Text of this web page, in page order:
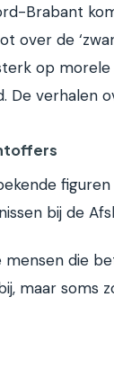
Brabant
over de
op
De verhalen
bij de
mensen die
maar soms